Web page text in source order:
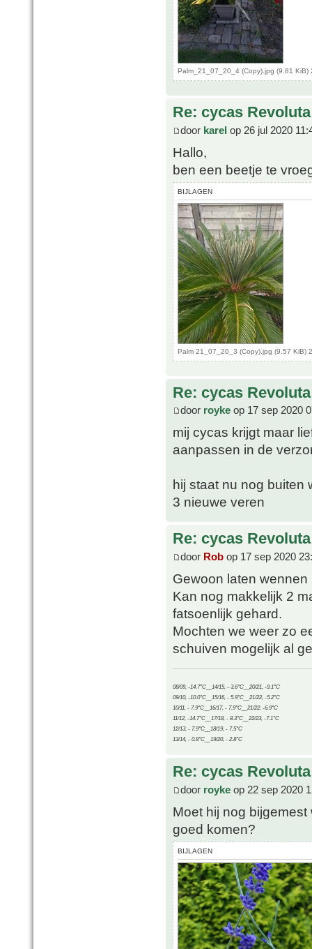
Palm_21_07_20_4 (Copy).jpg (9.81 KiB)
Re: cycas Revoluta
door karel op 26 jul 2020
Hallo,
ben een beetje te
BIJLAGEN
Palm 21_07_20_3 (Copy).jpg (9.57 KiB)
Re: cycas Revoluta
door royke op 17 sep 2020
mij cycas krijgt maar
aanpassen in de
hij staat nu nog
3 nieuwe veren
Re: cycas Revoluta
door Rob op 17 sep 2020
Gewoon laten wennen
Kan nog makkelijk 2
fatsoenlijk gehard.
Mochten we weer zo
schuiven mogelijk al
08/09, -14.7°C__14/15, - 3.6°C__20/21, -9.1°C
09/10, -10.0°C__15/16, - 5.9°C__21/22, -5.2°C
10/11, - 7.9°C__16/17, - 7.9°C__21/22, -6.9°C
11/12, -14.7°C__17/18, - 8.3°C__22/23, -7.1°C
12/13, - 7.9°C__18/19, - 7.5°C
13/14, - 0.8°C__19/20, - 2.8°C
Re: cycas Revoluta
door royke op 22 sep 2020
Moet hij nog
goed komen?
BIJLAGEN